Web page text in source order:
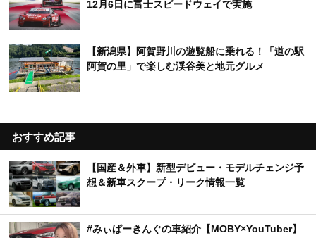
12月6日に富士スピードウェイで実施
【新潟県】阿賀野川の遊覧船に乗れる！「道の駅
阿賀の里」で楽しむ渓谷美と地元グルメ
おすすめ記事
【国産＆外車】新型デビュー・モデルチェンジ予
想＆新車スクープ・リーク情報一覧
#みぃぱーきんぐの車紹介【MOBY×YouTuber】